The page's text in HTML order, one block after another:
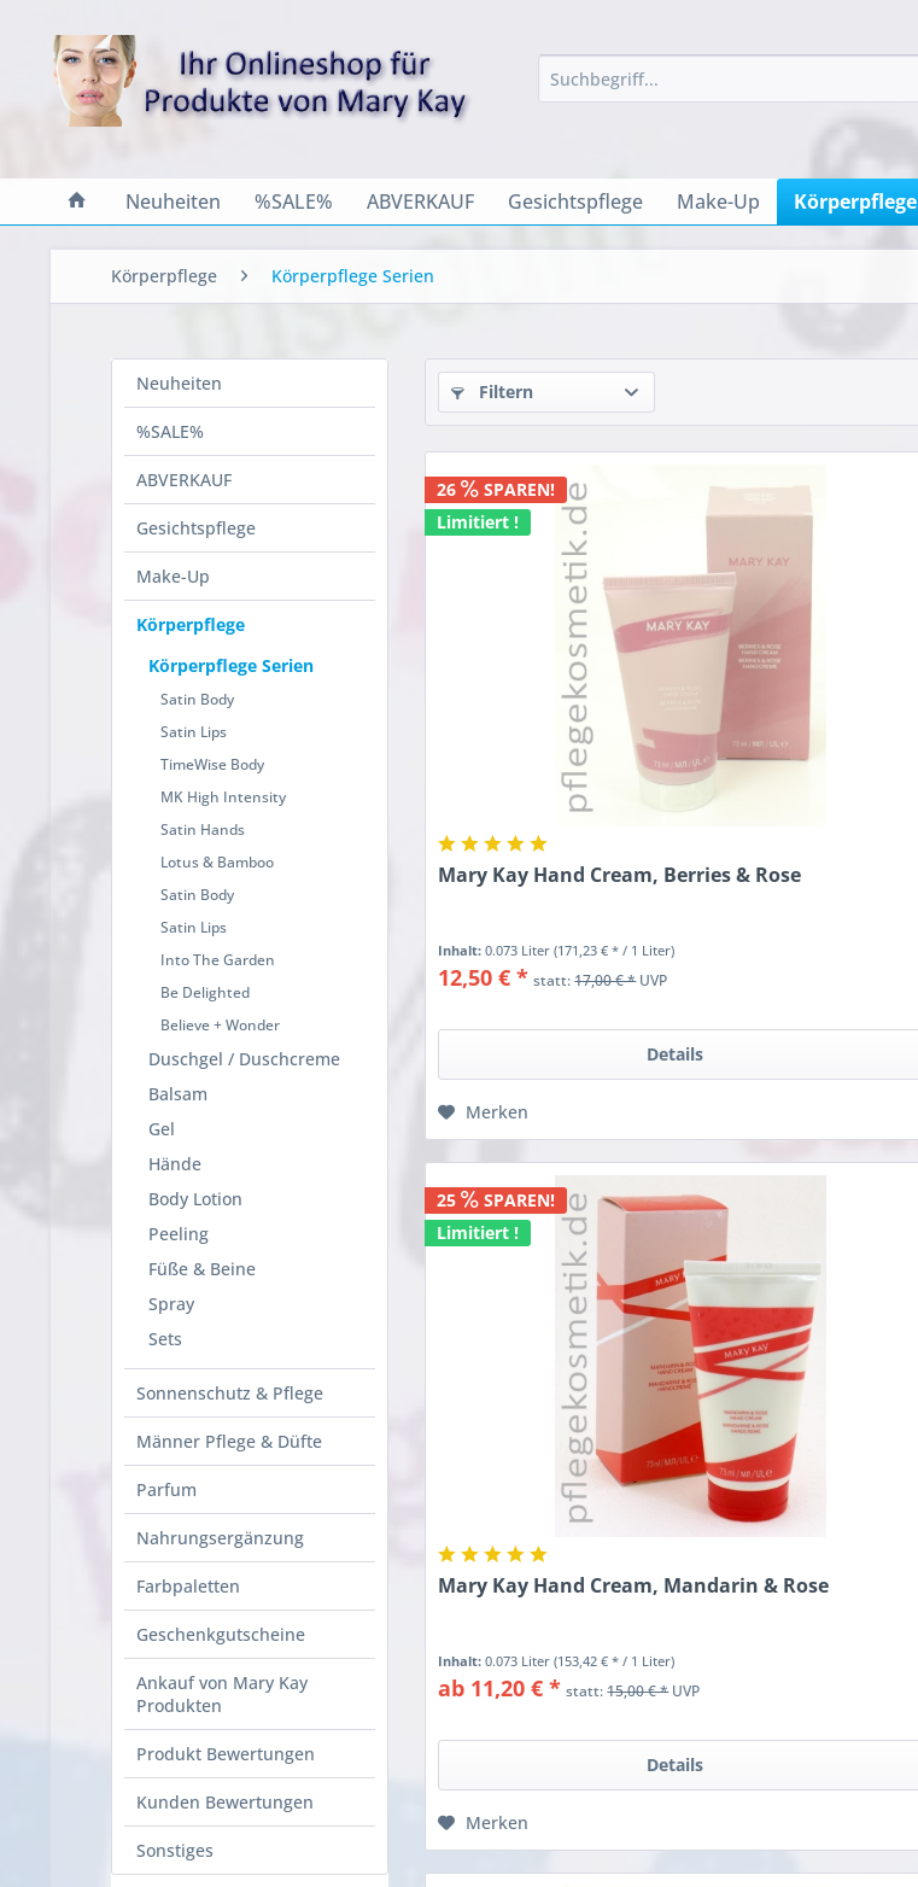
Neuheiten %SALE% ABVERKAUF Gesichtspflege Make-Up Körperpflege
Körperpflege Körperpflege Serien
Neuheiten
%SALE%
ABVERKAUF
Gesichtspflege
Make-Up
Körperpflege
Körperpflege Serien
Satin Body
Satin Lips
TimeWise Body
MK High Intensity
Satin Hands
Lotus & Bamboo
Satin Body
Satin Lips
Into The Garden
Be Delighted
Believe + Wonder
Duschgel / Duschcreme
Balsam
Gel
Hände
Body Lotion
Peeling
Füße & Beine
Spray
Sets
Sonnenschutz & Pflege
Männer Pflege & Düfte
Parfum
Nahrungsergänzung
Farbpaletten
Geschenkgutscheine
Ankauf von Mary Kay
Produkten
Produkt Bewertungen
Kunden Bewertungen
Sonstiges
Filtern
26
SPAREN!
Limitiert !
Mary Kay Hand Cream, Berries & Rose
Inhalt:0.073 Liter(171,23 € * / 1 Liter)
12,50 € * statt:17,00 € *UVP
Details
Merken
25
SPAREN!
Limitiert !
Mary Kay Hand Cream, Mandarin & Rose
Inhalt:0.073 Liter(153,42 € * / 1 Liter)
ab 11,20 € * statt:15,00 € *UVP
Details
Merken